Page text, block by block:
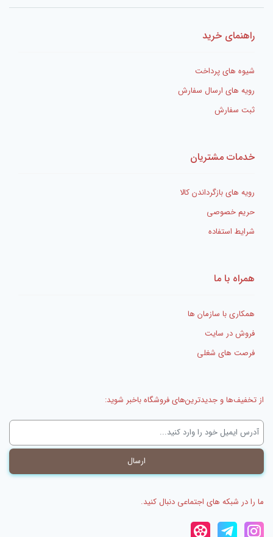
راهنمای خرید
شیوه های پرداخت
رویه های ارسال سفارش
ثبت سفارش
خدمات مشتریان
رویه های بازگرداندن کالا
حریم خصوصی
شرایط استفاده
همراه با ما
همکاری با سازمان ها
فروش در سایت
فرصت های شغلی
از تخفیف‌ها و جدیدترین‌های فروشگاه باخبر شوید:
ما را در شبکه های اجتماعی دنبال کنید.